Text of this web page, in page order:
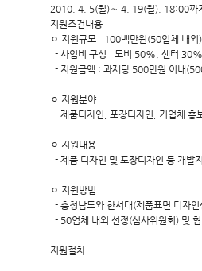
2010. 4. 5(월)～ 4. 19(월). 18:00까
지원조건내용
ㅇ 지원규모 : 100백만원(50업체 내외)
- 사업비 구성 : 도비 50%, 센터
- 지원금액 : 과제당 500만원 이내
ㅇ 지원분야
- 제품디자인, 포장디자인, 기업체 홍
ㅇ 지원내용
- 제품 디자인 및 포장디자인 등 개발
ㅇ 지원방법
- 충청남도와 한서대(제품표면 디자
- 50업체 내외 선정(심사위원회) 및
지원절차